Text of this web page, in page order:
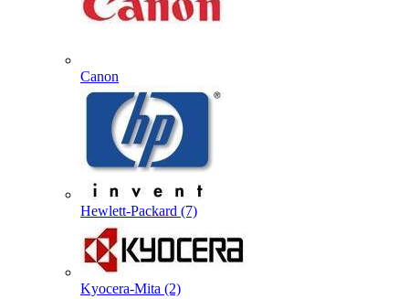
Canon
Hewlett-Packard (7)
Kyocera-Mita (2)